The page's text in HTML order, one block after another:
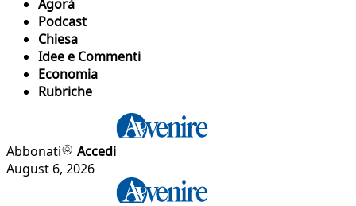
Agorà
Podcast
Chiesa
Idee e Commenti
Economia
Rubriche
Abbonati
Accedi
August 6, 2026